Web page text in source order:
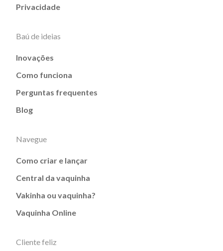
Privacidade
Baú de ideias
Inovações
Como funciona
Perguntas frequentes
Blog
Navegue
Como criar e lançar
Central da vaquinha
Vakinha ou vaquinha?
Vaquinha Online
Cliente feliz